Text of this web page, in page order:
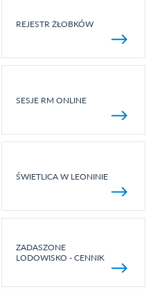
REJESTR ŻŁOBKÓW
SESJE RM ONLINE
ŚWIETLICA W LEONINIE
ZADASZONE
LODOWISKO - CENNIK